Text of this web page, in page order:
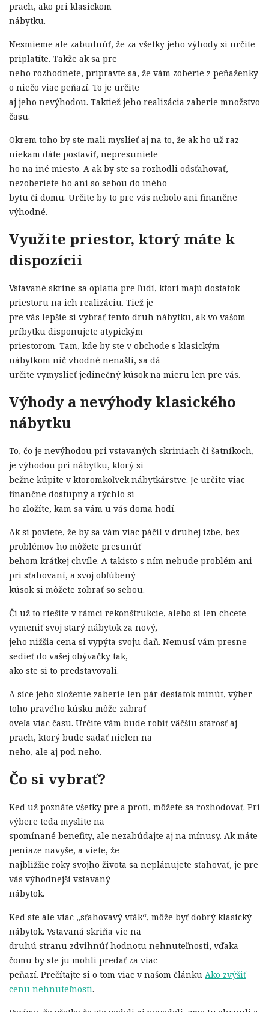
prach, ako pri klasickom
nábytku.
Nesmieme ale zabudnúť, že za všetky jeho výhody si určite
priplatíte. Takže ak sa pre
neho rozhodnete, pripravte sa, že vám zoberie z peňaženky
o niečo viac peňazí. To je určite
aj jeho nevýhodou. Taktiež jeho realizácia zaberie množstvo
času.
Okrem toho by ste mali myslieť aj na to, že ak ho už raz
niekam dáte postaviť, nepresuniete
ho na iné miesto. A ak by ste sa rozhodli odsťahovať,
nezoberiete ho ani so sebou do iného
bytu či domu. Určite by to pre vás nebolo ani finančne
výhodné.
Využite priestor, ktorý máte k
dispozícii
Vstavané skrine sa oplatia pre ľudí, ktorí majú dostatok
priestoru na ich realizáciu. Tiež je
pre vás lepšie si vybrať tento druh nábytku, ak vo vašom
príbytku disponujete atypickým
priestorom. Tam, kde by ste v obchode s klasickým
nábytkom nič vhodné nenašli, sa dá
určite vymyslieť jedinečný kúsok na mieru len pre vás.
Výhody a nevýhody klasického
nábytku
To, čo je nevýhodou pri vstavaných skriniach či šatníkoch,
je výhodou pri nábytku, ktorý si
bežne kúpite v ktoromkoľvek nábytkárstve. Je určite viac
finančne dostupný a rýchlo si
ho zložíte, kam sa vám u vás doma hodí.
Ak si poviete, že by sa vám viac páčil v druhej izbe, bez
problémov ho môžete presunúť
behom krátkej chvíle. A takisto s ním nebude problém ani
pri sťahovaní, a svoj obľúbený
kúsok si môžete zobrať so sebou.
Či už to riešite v rámci rekonštrukcie, alebo si len chcete
vymeniť svoj starý nábytok za nový,
jeho nižšia cena si vypýta svoju daň. Nemusí vám presne
sedieť do vašej obývačky tak,
ako ste si to predstavovali.
A síce jeho zloženie zaberie len pár desiatok minút, výber
toho pravého kúsku môže zabrať
oveľa viac času. Určite vám bude robiť väčšiu starosť aj
prach, ktorý bude sadať nielen na
neho, ale aj pod neho.
Čo si vybrať?
Keď už poznáte všetky pre a proti, môžete sa rozhodovať. Pri
výbere teda myslite na
spomínané benefity, ale nezabúdajte aj na mínusy. Ak máte
peniaze navyše, a viete, že
najbližšie roky svojho života sa neplánujete sťahovať, je pre
vás výhodnejší vstavaný
nábytok.
Keď ste ale viac „sťahovavý vták“, môže byť dobrý klasický
nábytok. Vstavaná skriňa vie na
druhú stranu zdvihnúť hodnotu nehnuteľnosti, vďaka
čomu by ste ju mohli predať za viac
peňazí. Prečítajte si o tom viac v našom článku Ako zvýšiť
cenu nehnuteľnosti.